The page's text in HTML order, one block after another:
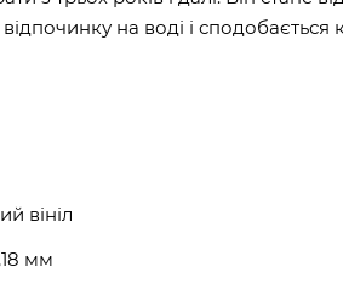
на воді і сподобається
вініл
мм